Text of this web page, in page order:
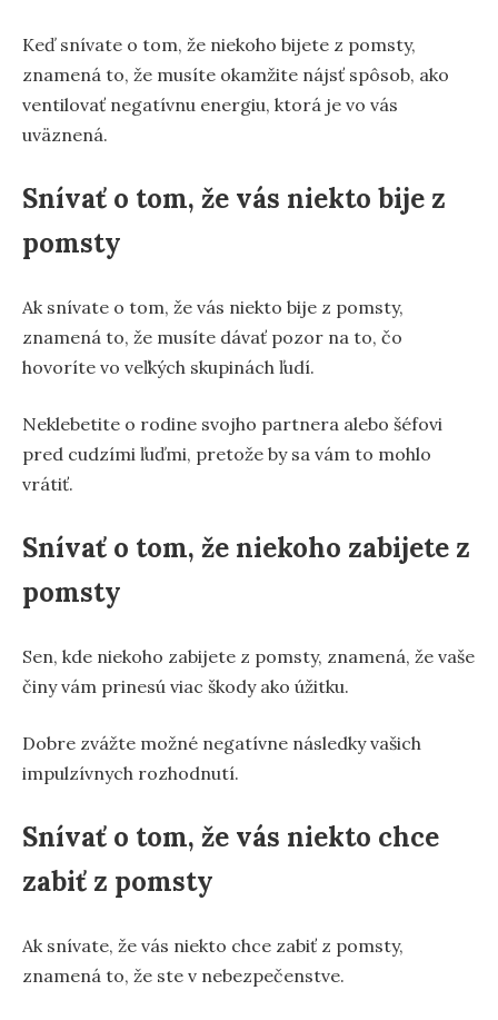
Keď snívate o tom, že niekoho bijete z pomsty,
znamená to, že musíte okamžite nájsť spôsob, ako
ventilovať negatívnu energiu, ktorá je vo vás
uväznená.
Snívať o tom, že vás niekto bije z
pomsty
Ak snívate o tom, že vás niekto bije z pomsty,
znamená to, že musíte dávať pozor na to, čo
hovoríte vo veľkých skupinách ľudí.
Neklebetite o rodine svojho partnera alebo šéfovi
pred cudzími ľuďmi, pretože by sa vám to mohlo
vrátiť.
Snívať o tom, že niekoho zabijete z
pomsty
Sen, kde niekoho zabijete z pomsty, znamená, že vaše
činy vám prinesú viac škody ako úžitku.
Dobre zvážte možné negatívne následky vašich
impulzívnych rozhodnutí.
Snívať o tom, že vás niekto chce
zabiť z pomsty
Ak snívate, že vás niekto chce zabiť z pomsty,
znamená to, že ste v nebezpečenstve.